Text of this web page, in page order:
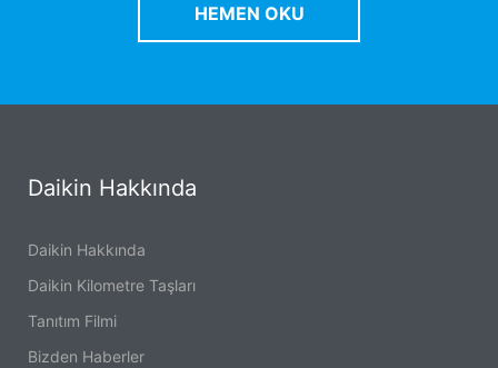
HEMEN OKU
Daikin Hakkında
Daikin Hakkında
Daikin Kilometre Taşları
Tanıtım Filmi
Bizden Haberler